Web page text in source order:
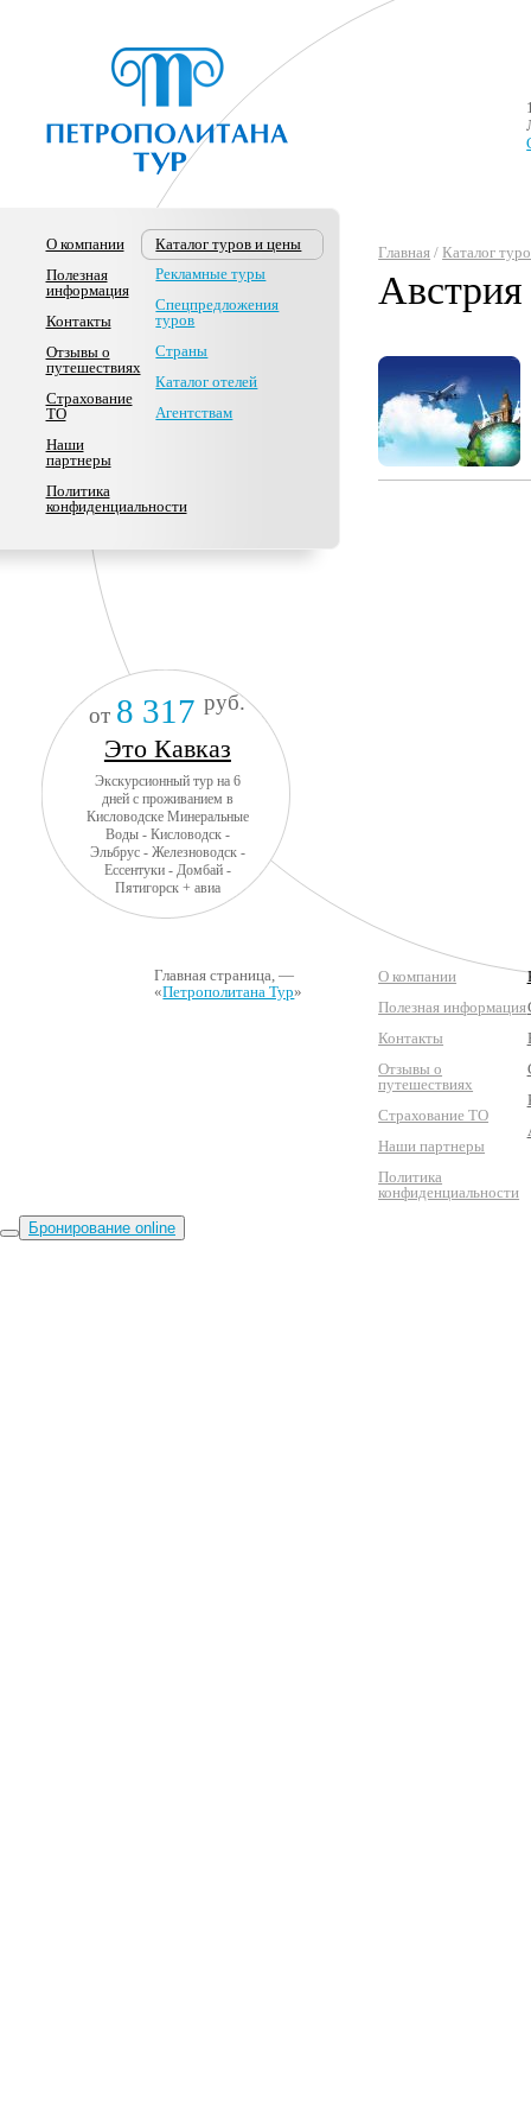
О компании
Полезная
информация
Контакты
Отзывы о
путешествиях
Страхование
ТО
Наши
партнеры
Политика
конфиденциальности
Каталог туров и цены
Рекламные туры
Спецпредложения
туров
Страны
Каталог отелей
Агентствам
от 8 317руб.
Это Кавказ
Экскурсионный тур на 6
дней с проживанием в
Кисловодске Минеральные
Воды - Кисловодск -
Эльбрус - Железноводск -
Ессентуки - Домбай -
Пятигорск + авиа
Главная /Каталог
Австрия
Главная страница, —
«Петрополитана Тур»
О компании
Полезная информация
Контакты
Отзывы о
путешествиях
Страхование ТО
Наши партнеры
Политика
конфиденциальности
Бронирование online